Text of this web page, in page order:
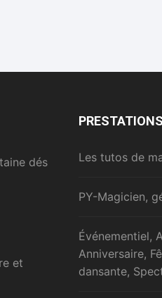
dés
et
Les tutos de
PY-Magicien,
Événementiel,
Anniversaire,
dansante,